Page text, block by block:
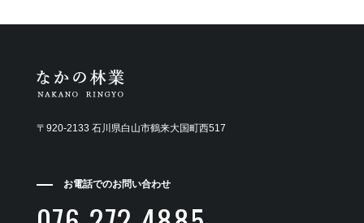
〒920-2133 石川県白山市鶴来大国町西517
お電話でのお問い合わせ